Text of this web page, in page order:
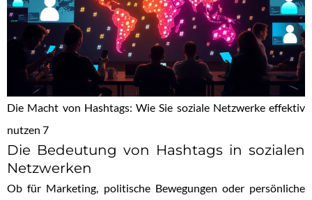
Die Macht von Hashtags: Wie Sie soziale Netzwerke effektiv
nutzen 7
Die Bedeutung von Hashtags in sozialen
Netzwerken
Ob für Marketing, politische Bewegungen oder persönliche